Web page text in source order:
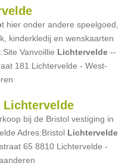
t hier onder andere speelgoed,
kinderkledij en wenskaarten
Vanvoillie Lichtervelde --
181 Lichtervelde - West-
bij de Bristol vestiging in
Adres:Bristol Lichtervelde
65 8810 Lichtervelde -